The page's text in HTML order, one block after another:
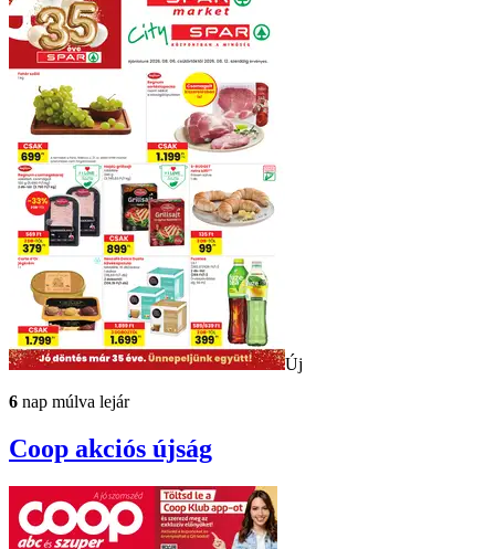
Új
6 nap múlva lejár
Coop akciós újság